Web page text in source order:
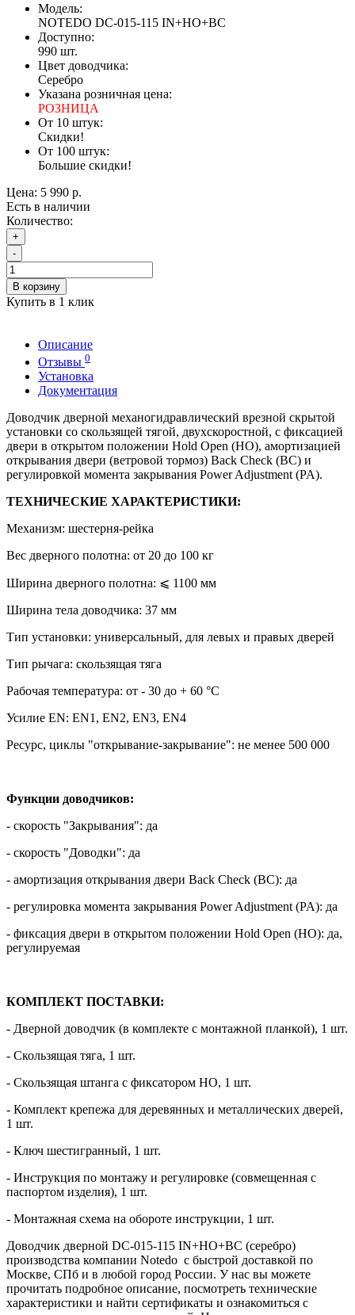
Модель:
NOTEDO DC-015-115 IN+HO+BC
Доступно:
990 шт.
Цвет доводчика:
Серебро
Указана розничная цена:
РОЗНИЦА
От 10 штук:
Скидки!
От 100 штук:
Большие скидки!
Цена: 5 990 р.
Есть в наличии
Количество:
+
-
В корзину
Купить в 1 клик
Описание
Отзывы 0
Установка
Документация
Доводчик дверной механогидравлический врезной скрытой
установки со скользящей тягой, двухскоростной, с фиксацией
двери в открытом положении Hold Open (HO), амортизацией
открывания двери (ветровой тормоз) Back Check (BC) и
регулировкой момента закрывания Power Adjustment (PA).
ТЕХНИЧЕСКИЕ ХАРАКТЕРИСТИКИ:
Механизм: шестерня-рейка
Вес дверного полотна: от 20 до 100 кг
Ширина дверного полотна: ⩽ 1100 мм
Ширина тела доводчика: 37 мм
Тип установки: универсальный, для левых и правых дверей
Тип рычага: cкользящая тяга
Рабочая температура: от - 30 до + 60 °С
Усилие EN: EN1, EN2, EN3, EN4
Ресурс, циклы "открывание-закрывание": не менее 500 000
Функции доводчиков:
- скорость "Закрывания": да
- скорость "Доводки": да
- амортизация открывания двери Back Check (BC): да
- регулировка момента закрывания Power Adjustment (PA): да
- фиксация двери в открытом положении Hold Open (HO): да,
регулируемая
КОМПЛЕКТ ПОСТАВКИ:
- Дверной доводчик (в комплекте с монтажной планкой), 1 шт.
- Скользящая тяга, 1 шт.
- Скользящая штанга с фиксатором HO, 1 шт.
- Комплект крепежа для деревянных и металлических дверей,
1 шт.
- Ключ шестигранный, 1 шт.
- Инструкция по монтажу и регулировке (совмещенная с
паспортом изделия), 1 шт.
- Монтажная схема на обороте инструкции, 1 шт.
Доводчик дверной DC-015-115 IN+HO+BC (серебро)
производства компании Notedo с быстрой доставкой по
Москве, СПб и в любой город России. У нас вы можете
прочитать подробное описание, посмотреть технические
характеристики и найти сертификаты и ознакомиться с